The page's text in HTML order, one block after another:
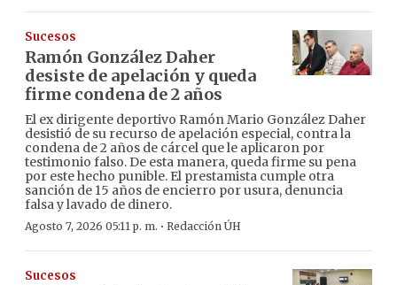
Sucesos
Ramón González Daher
desiste de apelación y queda
firme condena de 2 años
El ex dirigente deportivo Ramón Mario González Daher
desistió de su recurso de apelación especial, contra la
condena de 2 años de cárcel que le aplicaron por
testimonio falso. De esta manera, queda firme su pena
por este hecho punible. El prestamista cumple otra
sanción de 15 años de encierro por usura, denuncia
falsa y lavado de dinero.
Agosto 7, 2026 05:11 p. m. · Redacción ÚH
Sucesos